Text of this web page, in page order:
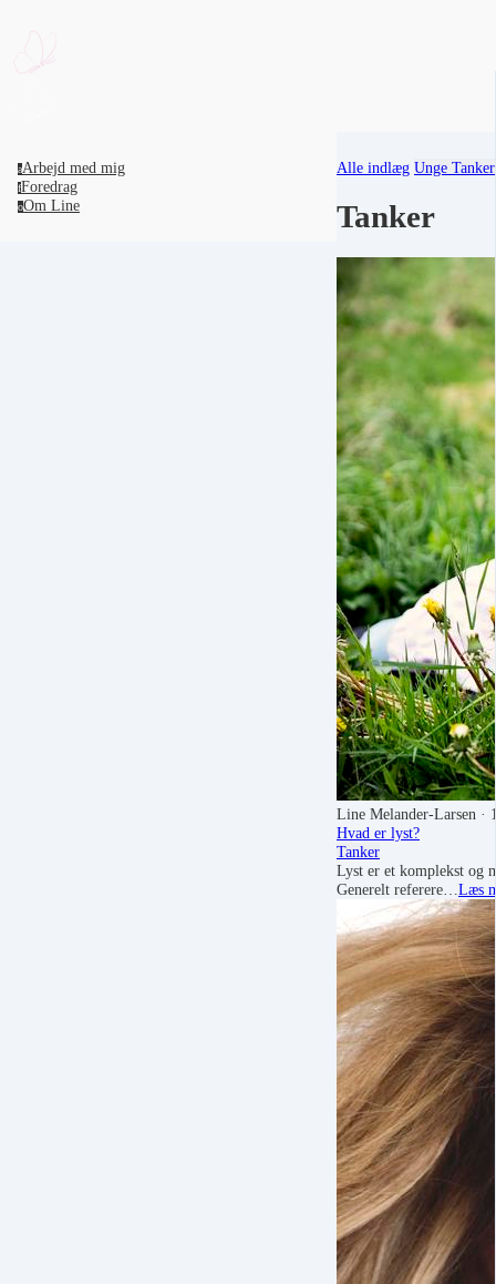
aArbejd med mig
fForedrag
oOm Line
Alle indlæg Unge Tanker
Tanker
Line Melander-Larsen ·
Hvad er lyst?
Tanker
Lyst er et komplekst og
Generelt referere… Læs